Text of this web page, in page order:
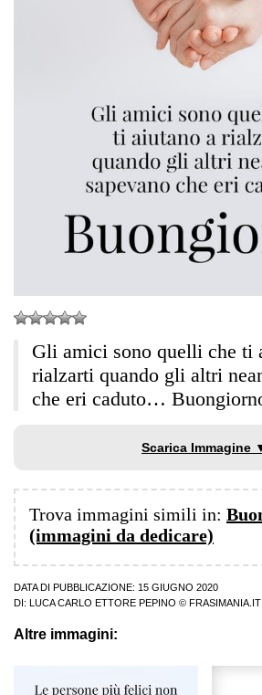
Gli amici sono quelli che ti
rialzarti quando gli altri
che eri caduto…
Scarica Immagine
Trova immagini simili in:
(immagini da dedicare)
DATA DI PUBBLICAZIONE: 15 GIUGNO 2020
DI:
LUCA CARLO ETTORE PEPINO © FRASIMANIA.IT
Altre immagini: